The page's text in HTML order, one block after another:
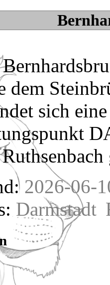
dem
sich
2026-06-
Darmstadt